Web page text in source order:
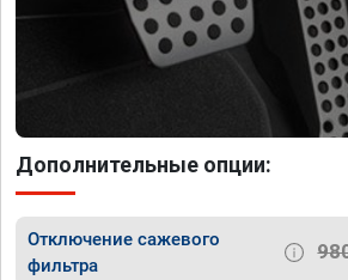
Дополнительные опции:
Отключение сажевого
фильтра